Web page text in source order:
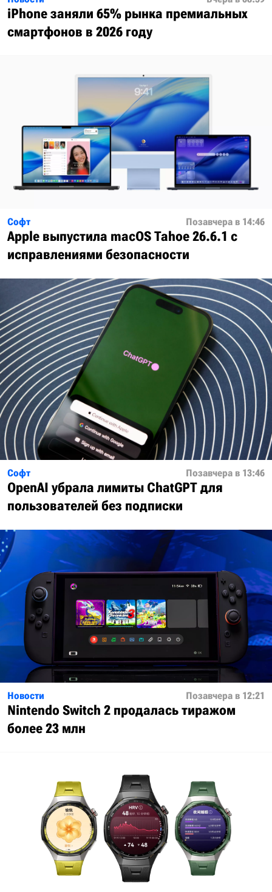
iPhone заняли 65% рынка премиальных
смартфонов в 2026 году
Софт Позавчера в 14:46
Apple выпустила macOS Tahoe 26.6.1 с
исправлениями безопасности
Софт Позавчера в 13:46
OpenAI убрала лимиты ChatGPT для
пользователей без подписки
Новости Позавчера в 12:21
Nintendo Switch 2 продалась тиражом
более 23 млн